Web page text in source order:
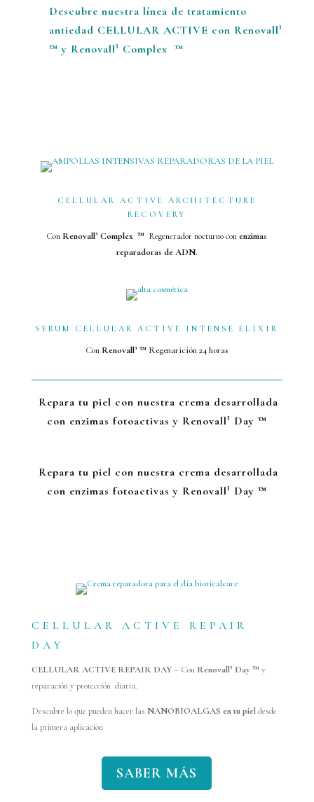
Descubre nuestra línea de tratamiento
antiedad CELLULAR ACTIVE con Renovall³
™ y Renovall³ Complex ™
CELLULAR ACTIVE ARCHITECTURE
RECOVERY
Con Renovall³ Complex ™ Regenerador nocturno conenzimas
reparadoras de ADN.
SERUM CELLULAR ACTIVE INTENSE ELIXIR
Con Renovall³ ™ Regenarición 24 horas
Repara tu piel con nuestra crema desarrollada
con enzimas fotoactivas y Renovall³ Day ™
Repara tu piel con nuestra crema desarrollada
con enzimas fotoactivas y Renovall³ Day ™
CELLULAR ACTIVE REPAIR
DAY
CELLULAR ACTIVE REPAIR DAY– Con Renovall³ Day ™y
reparación y protección diaria.
Descubre lo que pueden hacer las NANOBIOALGAS en tu pieldesde
la primera aplicación
SABER MÁS